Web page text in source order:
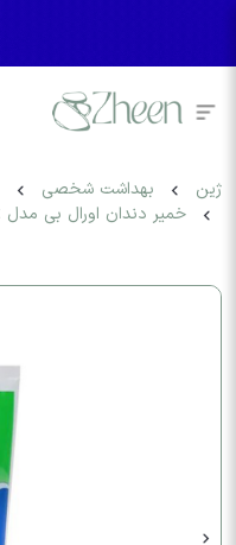
ژین بهداشت شخصی
خمیر دندان اورال بی مدل fresh protect cool mint